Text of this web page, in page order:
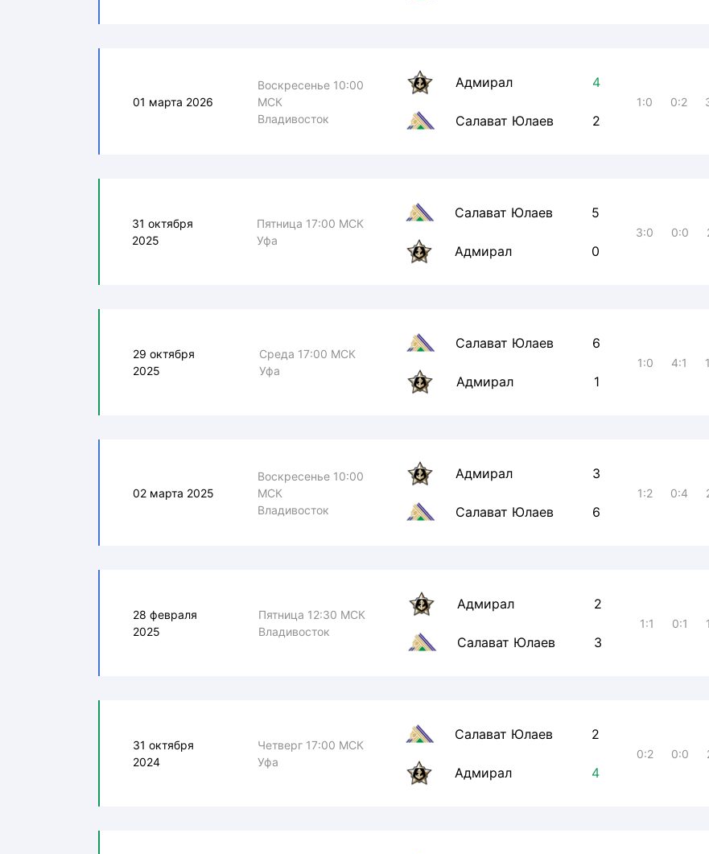
01 марта 2026
Воскресенье 10:00
МСК
Владивосток
Адмирал 4
Салават Юлаев 2
1:0 0:2
31 октября
2025
Пятница 17:00 МСК
Уфа
Салават Юлаев 5
Адмирал 0
3:0 0:0
29 октября
2025
Среда 17:00 МСК
Уфа
Салават Юлаев 6
Адмирал 1
1:0 4:1
02 марта 2025
Воскресенье 10:00
МСК
Владивосток
Адмирал 3
Салават Юлаев 6
1:2 0:4
28 февраля
2025
Пятница 12:30 МСК
Владивосток
Адмирал 2
Салават Юлаев 3
1:1 0:1
31 октября
2024
Четверг 17:00 МСК
Уфа
Салават Юлаев 2
Адмирал 4
0:2 0:0